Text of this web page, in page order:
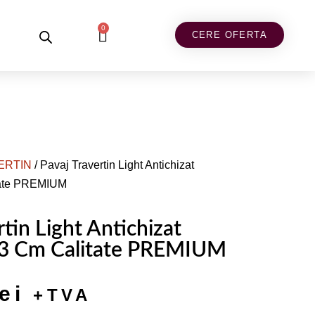
0
CERE OFERTA
/ Pavaj Travertin Light Antichizat
PREMIUM
Light Antichizat
Cm Calitate PREMIUM
+TVA